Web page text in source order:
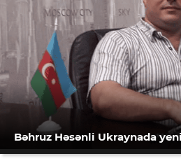
Bəhruz Həsənli Ukraynada